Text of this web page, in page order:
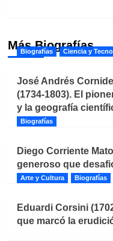
Más Biografías
Biografías Ciencia y
José Andrés
(1734-1803). El
y la geografía
Biografías
Diego Corriente
generoso que
Arte y Cultura Biografías
Eduardi Corsini
que marcó la